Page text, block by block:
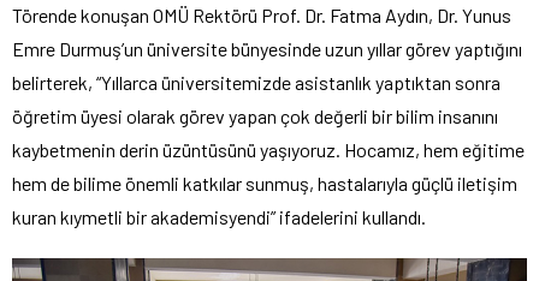
Törende konuşan OMÜ Rektörü Prof. Dr. Fatma Aydın, Dr. Yunus
Emre Durmuş’un üniversite bünyesinde uzun yıllar görev yaptığını
belirterek, “Yıllarca üniversitemizde asistanlık yaptıktan sonra
öğretim üyesi olarak görev yapan çok değerli bir bilim insanını
kaybetmenin derin üzüntüsünü yaşıyoruz. Hocamız, hem eğitime
hem de bilime önemli katkılar sunmuş, hastalarıyla güçlü iletişim
kuran kıymetli bir akademisyendi” ifadelerini kullandı.